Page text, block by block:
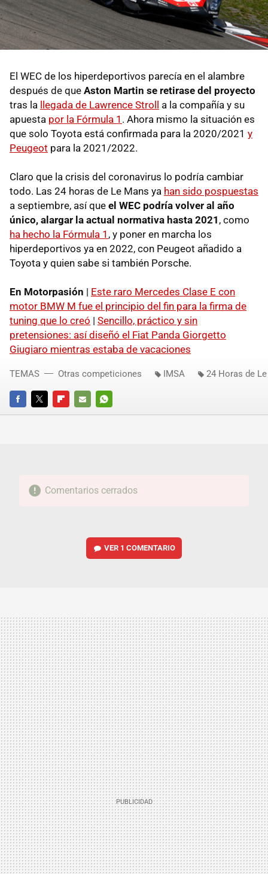
El WEC de los hiperdeportivos parecía en el alambre
después de que Aston Martin se retirase del proyecto
tras la llegada de Lawrence Stroll
a la compañía y su
apuesta por la Fórmula 1 . Ahora mismo la situación es
que solo Toyota está confirmada para la 2020/2021 y
Peugeot para la 2021/2022.
Claro que la crisis del coronavirus lo podría cambiar
todo. Las 24 horas de Le Mans ya han sido pospuestas
a septiembre, así que el WEC podría volver al año
único, alargar la actual normativa hasta 2021 , como
ha hecho la Fórmula 1 , y poner en marcha los
hiperdeportivos ya en 2022, con Peugeot añadido a
Toyota y quien sabe si también Porsche.
En Motorpasión | Este raro Mercedes Clase E con
motor BMW M fue el principio del fin para la firma de
tuning que lo creó | Sencillo, práctico y sin
pretensiones: así diseñó el Fiat Panda Giorgetto
Giugiaro mientras estaba de vacaciones
FACEBOOKTWITTERFLIPBOARD
E-
WHATSAPP
TEMAS Otras competiciones IMSA 24 Horas de
Comentarios cerrados
VER 1 COMENTARIO